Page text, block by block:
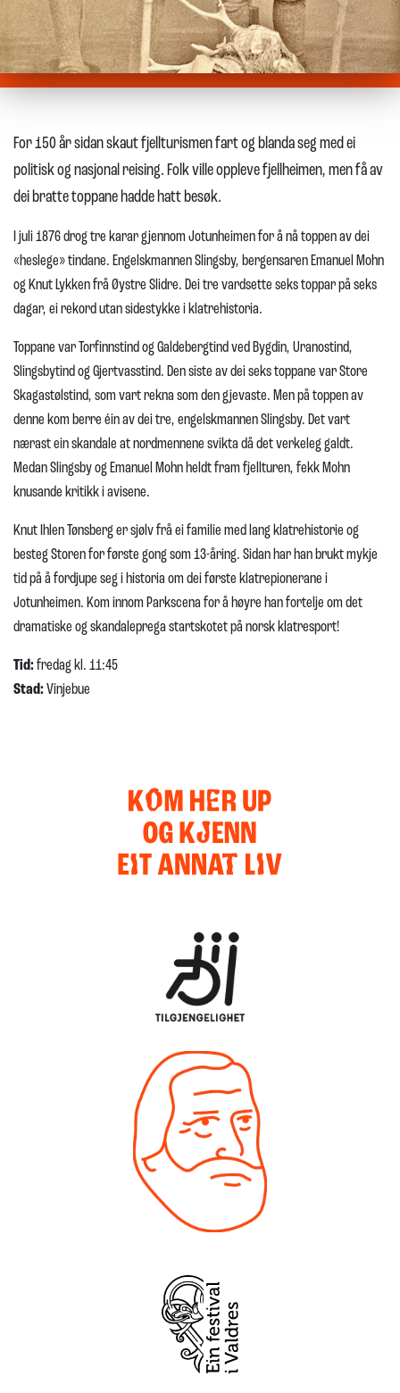
For 150 år sidan skaut fjellturismen fart og blanda seg med ei
politisk og nasjonal reising. Folk ville oppleve fjellheimen, men få av
dei bratte toppane hadde hatt besøk.
I juli 1876 drog tre karar gjennom Jotunheimen for å nå toppen av dei
«heslege» tindane. Engelskmannen Slingsby, bergensaren Emanuel Mohn
og Knut Lykken frå Øystre Slidre. Dei tre vardsette seks toppar på seks
dagar, ei rekord utan sidestykke i klatrehistoria.
Toppane var Torfinnstind og Galdebergtind ved Bygdin, Uranostind,
Slingsbytind og Gjertvasstind. Den siste av dei seks toppane var Store
Skagastølstind, som vart rekna som den gjevaste. Men på toppen av
denne kom berre éin av dei tre, engelskmannen Slingsby. Det vart
nærast ein skandale at nordmennene svikta då det verkeleg galdt.
Medan Slingsby og Emanuel Mohn heldt fram fjellturen, fekk Mohn
knusande kritikk i avisene.
Knut Ihlen Tønsberg er sjølv frå ei familie med lang klatrehistorie og
besteg Storen for første gong som 13-åring. Sidan har han brukt mykje
tid på å fordjupe seg i historia om dei første klatrepionerane i
Jotunheimen. Kom innom Parkscena for å høyre han fortelje om det
dramatiske og skandaleprega startskotet på norsk klatresport!
Tid:fredag kl. 11:45
Stad:Vinjebue